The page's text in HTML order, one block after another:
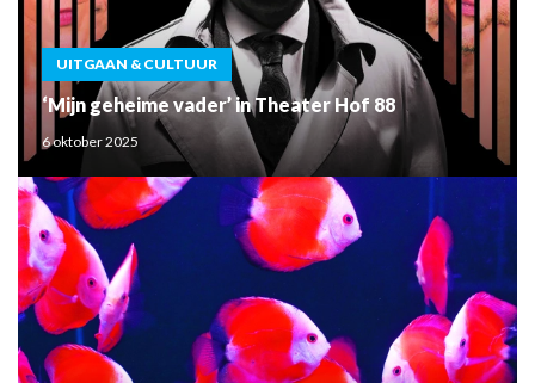
UITGAAN & CULTUUR
‘Mijn geheime vader’ in Theater Hof 88
6 oktober 2025